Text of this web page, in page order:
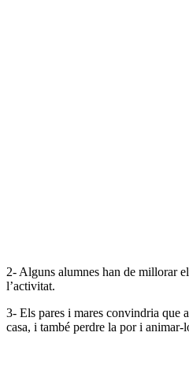
2- Alguns alumnes han de millorar
l’activitat.
3- Els pares i mares convindria que
casa, i també perdre la por i animar-